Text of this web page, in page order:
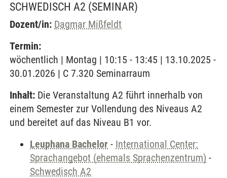
SCHWEDISCH A2 (SEMINAR)
Dozent/in: Dagmar Mißfeldt
Termin:
wöchentlich | Montag | 10:15 - 13:45 | 13.10.2025 -
30.01.2026 | C 7.320 Seminarraum
Inhalt: Die Veranstaltung A2 führt innerhalb von
einem Semester zur Vollendung des Niveaus A2
und bereitet auf das Niveau B1 vor.
Leuphana Bachelor - International Center:
Sprachangebot (ehemals Sprachenzentrum) -
Schwedisch A2